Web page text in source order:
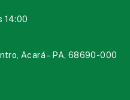
14:00
Acará – PA, 68690-000